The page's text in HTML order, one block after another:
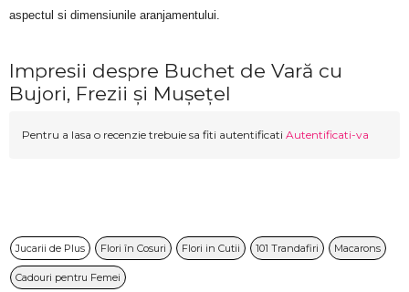
aspectul si dimensiunile aranjamentului.
Impresii despre Buchet de Vară cu
Bujori, Frezii și Mușețel
Pentru a lasa o recenzie trebuie sa fiti autentificati Autentificati-va
Jucarii de Plus Flori în Cosuri Flori in Cutii 101 Trandafiri Macarons
Cadouri pentru Femei